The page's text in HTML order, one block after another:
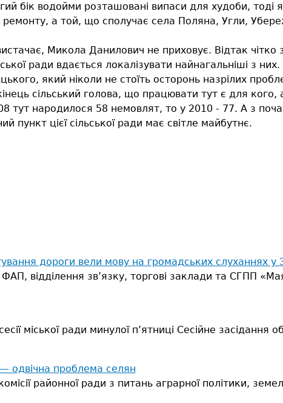
бік водойми розташовані випаси для худоби, тоді
ремонту, а той, що сполучає села Поляна, Угли,
Микола Данилович не приховує. Відтак
ради вдається локалізувати найнагальніші з
який ніколи не стоїть осторонь назрілих
сільський голова, що працювати тут є для
тут народилося 58 немовлят, то у 2010 - 77. А з
пункт цієї сільської ради має світле майбутнє.
дороги вели мову на громадських слуханнях у
відділення зв’язку, торгові заклади та СГПП
міської ради минулої п’ятниці Сесійне засідання
одвiчна проблема селян
районної ради з питань аграрної політики,